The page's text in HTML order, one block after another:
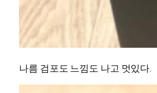
나름 검포도 느낌도 나고 멋있다.